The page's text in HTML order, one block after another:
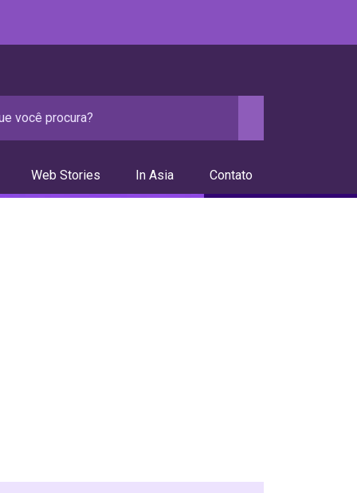
Web Stories In Asia Contato